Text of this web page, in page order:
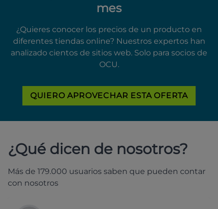
mes
¿Quieres conocer los precios de un producto en
diferentes tiendas online? Nuestros expertos han
analizado cientos de sitios web. Solo para socios de
OCU.
QUIERO APROVECHAR ESTA OFERTA
¿Qué dicen de nosotros?
Más de 179.000 usuarios saben que pueden contar
con nosotros